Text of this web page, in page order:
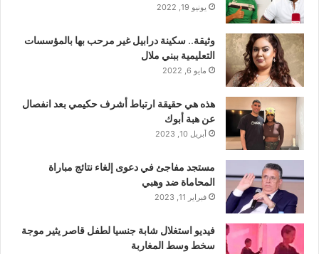
يونيو 19, 2022
وثيقة.. سكينة درابيل غير مرحب بها بالمؤسسات
التعليمية ببني ملال
مايو 6, 2022
هذه هي حقيقة ارتباط أشرف حكيمي بعد انفصال
عن هبة أبوك
أبريل 10, 2023
مستجد مفاجئ في دعوى إلغاء نتائج مباراة
المحاماة ضد وهبي
فبراير 11, 2023
فيديو استغلال شابة جنسيا لطفل قاصر يثير موجة
سخط وسط المغاربة